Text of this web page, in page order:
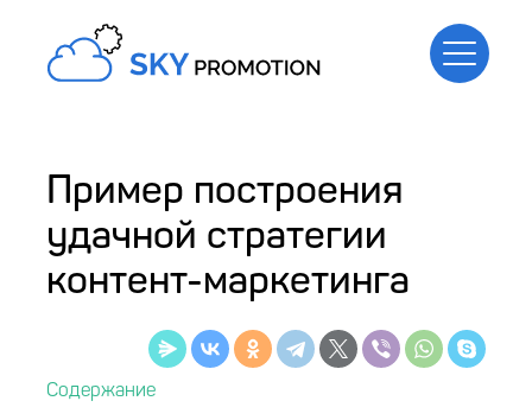
Пример построения
удачной стратегии
контент-маркетинга